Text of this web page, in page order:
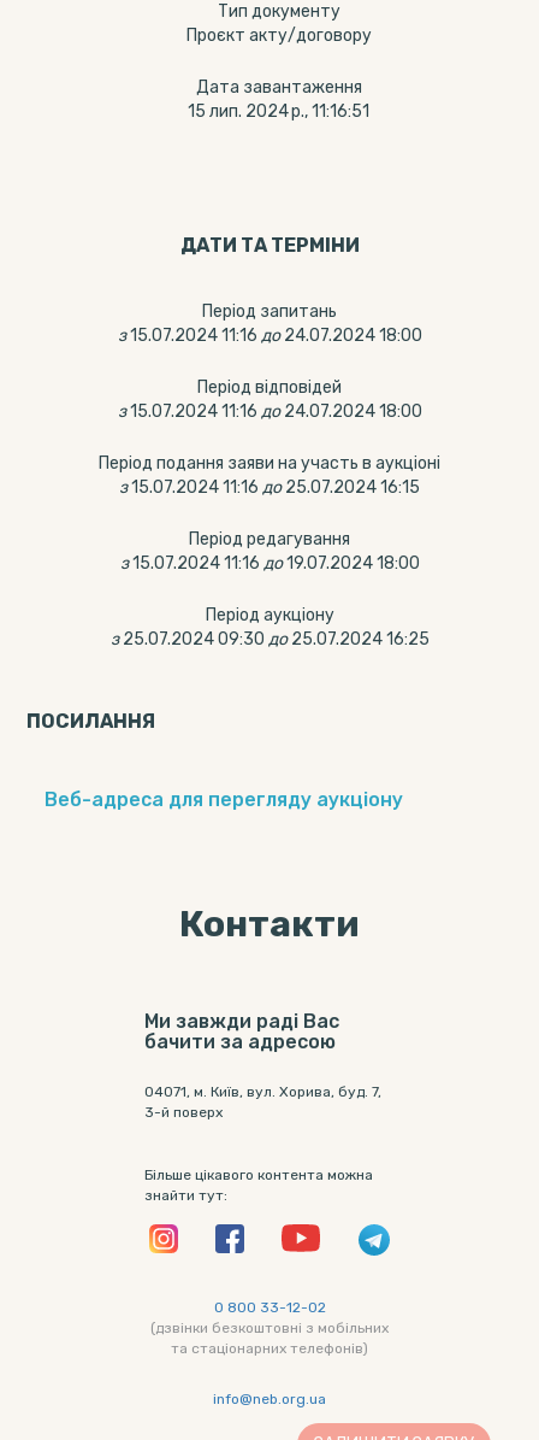
Тип документу
Проєкт акту/договору
Дата завантаження
15 лип. 2024 р., 11:16:51
ДАТИ ТА ТЕРМIНИ
Період запитань
з 15.07.2024 11:16 до 24.07.2024 18:00
Період відповідей
з 15.07.2024 11:16 до 24.07.2024 18:00
Період подання заяви на участь в аукціоні
з15.07.2024 11:16 до 25.07.2024 16:15
Період редагування
з 15.07.2024 11:16 до 19.07.2024 18:00
Період аукціону
з 25.07.2024 09:30 до 25.07.2024 16:25
ПОСИЛАННЯ
Веб-адреса для перегляду аукціону
Контакти
Ми завжди раді Вас
бачити за адресою
04071, м. Київ, вул. Хорива, буд. 7,
3-й поверх
Більше цікавого контента можна
знайти тут:
0 800 33-12-02
(дзвінки безкоштовні з мобільних
та стаціонарних телефонів)
info@neb.org.ua